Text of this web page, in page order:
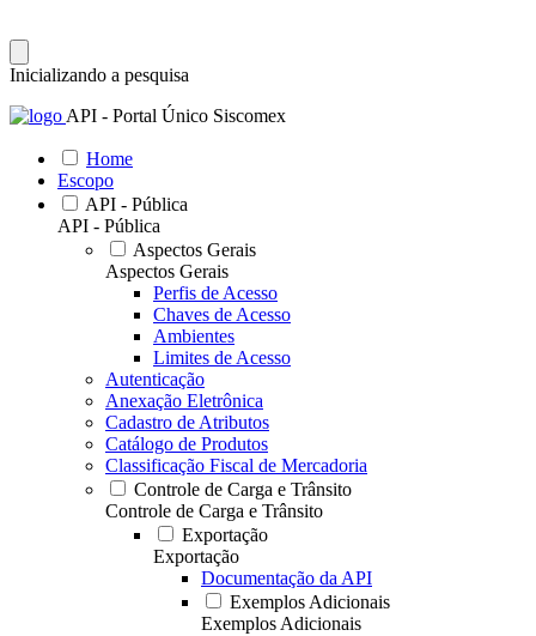
Inicializando a pesquisa
API - Portal Único Siscomex
Home
Escopo
API - Pública
API - Pública
Aspectos Gerais
Aspectos Gerais
Perfis de Acesso
Chaves de Acesso
Ambientes
Limites de Acesso
Autenticação
Anexação Eletrônica
Cadastro de Atributos
Catálogo de Produtos
Classificação Fiscal de Mercadoria
Controle de Carga e Trânsito
Controle de Carga e Trânsito
Exportação
Exportação
Documentação da API
Exemplos Adicionais
Exemplos Adicionais